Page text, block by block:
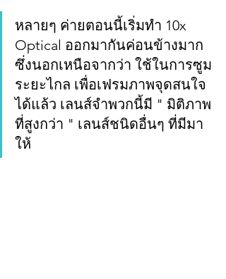
หลายๆ ค่ายตอนนี้เริ่มทำ 10x
Optical ออกมากันค่อนข้างมาก
ซึ่งนอกเหนือจากว่า ใช้ในการซูม
ระยะไกล เพื่อเฟรมภาพจุดสนใจ
ได้แล้ว เลนส์จำพวกนี้มี " มิติภาพ
ที่สูงกว่า " เลนส์ชนิดอื่นๆ ที่มีมา
ให้